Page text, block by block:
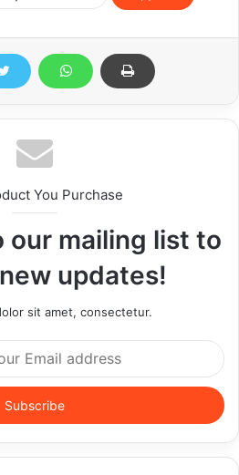
You Purchase
our mailing list to
updates!
sit amet, consectetur.